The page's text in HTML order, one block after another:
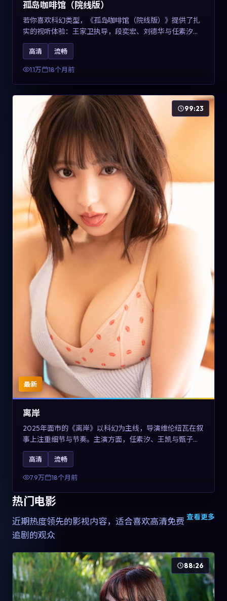
孤岛咖啡馆（院线版）
若你喜欢科幻类型，《孤岛咖啡馆（院线版）》提供了扎
实的视听体验：王家卫执导，段奕宏、刘德华与任素汐共
同演绎。影片2025年于中国台湾上映，内容用冷峻镜头语
言观察城市夜间的孤独，关键词包含高清流畅、人物关系
与情节反转，适合检索「2025科幻」「中国台湾电影」的
高清 流畅
1.1万 18个月前
最新
99:23
离岸
2025年面市的《离岸》以科幻为主线，导演维伦纽瓦在叙
事上注重细节与节奏。主演方面，任素汐、王凯与甄子丹
的表演为角色增添层次。故事把东方美学与类型节奏做本
土化融合，可作为德国影视爱好者的高清观影选择。
高清 流畅
7.9万 18个月前
热门电影
近期热度领先的影视内容，适合喜欢高清免费
追剧的观众
查看更多
88:26